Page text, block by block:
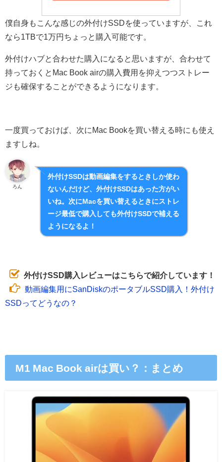
僕自身もこんな感じの外付けSSDを使っていますが、これ
なら1TBで1万円ちょっと購入可能です。
外付けハブと合わせた購入になると思いますが、合わせて
持っておくとMac Book airの購入費用を抑えつつストレー
ジも確保することができるようになります。
一度買っておけば、次にMac Bookを買い替える時にも使え
ますしね。
ろん
外付けSSDは動画編集をするときしか使わ
ないんだけど、外付けSSDはあった方がい
いね。次にMacを買い替えるときにストレ
ージ最低で購入しても外付けSSDで補える
ようになるよ！
外付けSSD購入レビューはこちらで紹介しています！
動画編集用にSanDiskのポータブルSSD購入！外付け
SSDってどうなの？
M1 Mac Book airは買い？：まとめ